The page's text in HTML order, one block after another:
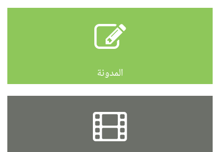
المدونة